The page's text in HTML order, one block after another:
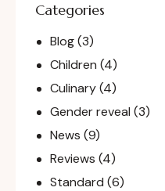
Categories
Blog(3)
Children (4)
Culinary(4)
Gender reveal (3)
News (9)
Reviews (4)
Standard (6)